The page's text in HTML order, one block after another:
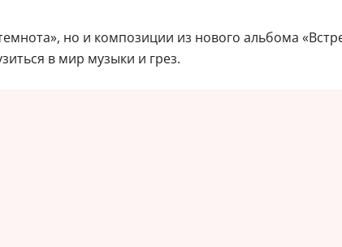
но и композиции из нового альбома
в мир музыки и грез.